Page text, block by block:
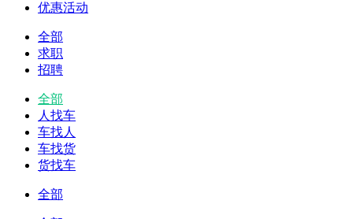
优惠活动
全部
求职
招聘
全部
人找车
车找人
车找货
货找车
全部